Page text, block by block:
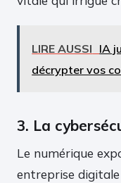
LIRE AUSSI IA
décrypter vos
3. La
Le numérique
entreprise